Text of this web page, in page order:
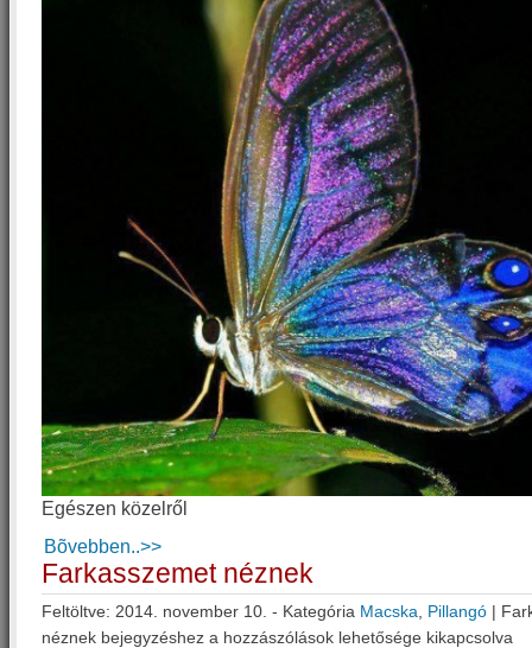
Egészen közelről
Bõvebben..>>
Farkasszemet néznek
Feltöltve: 2014. november 10. - Kategória Macska Pillangó |
néznek bejegyzéshez a hozzászólások lehetősége kikapcsolva